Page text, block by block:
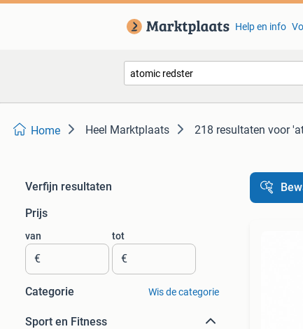
Help en info
Home Heel Marktplaats 218 resultaten voor
Verfijn resultaten
Prijs
van
€
tot
€
Categorie Wis de categorie
Sport en Fitness